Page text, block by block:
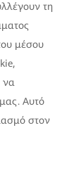
τη
μέσου
να
μας. Αυτό
στον